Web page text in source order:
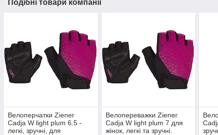
Подібні товари компанії
Велоперчатки Ziener
Cadja W light plum 6.5 -
легкі, зручні, для
Велопереважки Ziener
Cadja W light plum 7 для
жінок, легкі та зручні.